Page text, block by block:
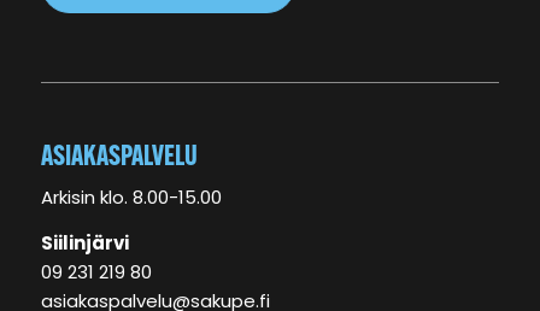
ASIAKASPALVELU
Arkisin klo. 8.00-15.00
Siilinjärvi
09 231 219 80
asiakaspalvelu@sakupe.fi